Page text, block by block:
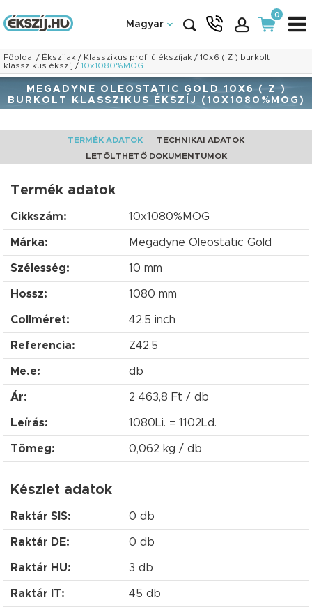
Magyar
0
Főoldal / Ékszijak / Klasszikus profilú ékszíjak / 10x6 ( Z ) burkolt
klasszikus ékszíj / 10x1080%MOG
MEGADYNE OLEOSTATIC GOLD 10X6 ( Z )
BURKOLT KLASSZIKUS ÉKSZÍJ (10X1080%MOG)
TERMÉK ADATOK
TECHNIKAI ADATOK
LETÖLTHETŐ DOKUMENTUMOK
Termék adatok
Cikkszám: 10x1080%MOG
Márka: Megadyne Oleostatic Gold
Szélesség: 10 mm
Hossz: 1080 mm
Collméret: 42.5 inch
Referencia: Z42.5
Me.e: db
Ár: 2 463,8 Ft / db
Leírás: 1080Li. = 1102Ld.
Tömeg: 0,062 kg / db
Készlet adatok
Raktár SIS: 0 db
Raktár DE: 0 db
Raktár HU: 3 db
Raktár IT: 45 db